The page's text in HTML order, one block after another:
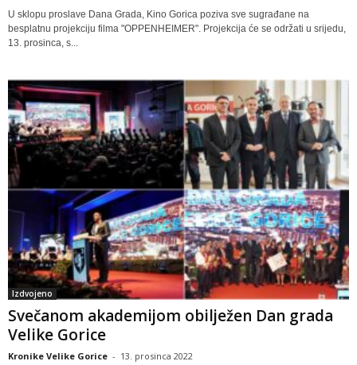
U sklopu proslave Dana Grada, Kino Gorica poziva sve sugrađane na
besplatnu projekciju filma "OPPENHEIMER". Projekcija će se održati u srijedu,
13. prosinca, s...
Izdvojeno
Svečanom akademijom obilježen Dan grada
Velike Gorice
Kronike Velike Gorice - 13. prosinca 2022